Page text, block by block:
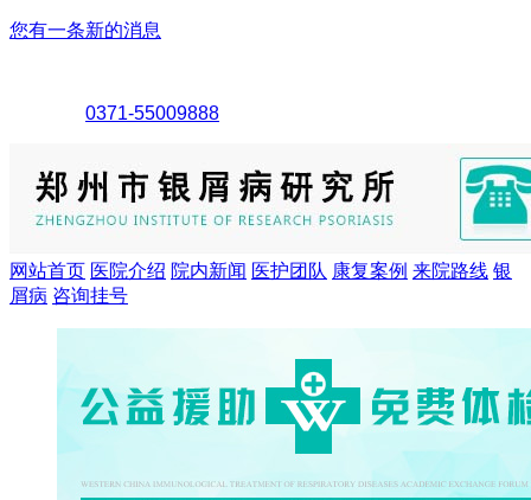
您有一条新的消息
0371-55009888
网站首页 医院介绍 院内新闻 医护团队 康复案例 来院路线 银
屑病 咨询挂号